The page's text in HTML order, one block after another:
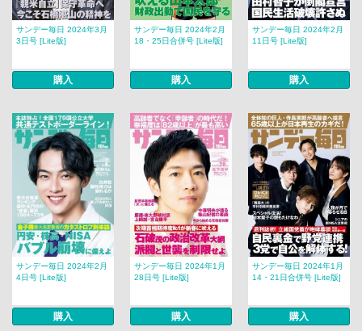
サンデー毎日 2024年3月
3日号 [Lite版]
購入
サンデー毎日 2024年2月
18・25日合併号 [Lite版]
購入
サンデー毎日 2024年2月
11日号 [Lite版]
購入
サンデー毎日 2024年2月
4日号 [Lite版]
購入
サンデー毎日 2024年1月
28日号 [Lite版]
購入
サンデー毎日 2024年1月
14・21日合併号 [Lite版]
購入